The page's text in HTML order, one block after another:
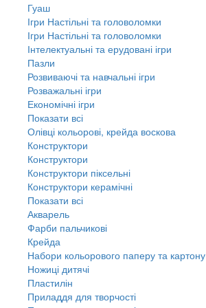
Гуаш
Ігри Настільні та головоломки
Ігри Настільні та головоломки
Інтелектуальні та ерудовані ігри
Пазли
Розвиваючі та навчальні ігри
Розважальні ігри
Економічні ігри
Показати всі
Олівці кольорові, крейда воскова
Конструктори
Конструктори
Конструктори піксельні
Конструктори керамічні
Показати всі
Акварель
Фарби пальчикові
Крейда
Набори кольорового паперу та картону
Ножиці дитячі
Пластилін
Приладдя для творчості